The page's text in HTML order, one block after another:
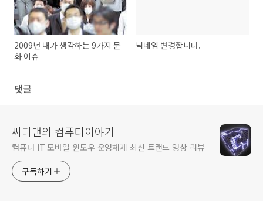
2009년 내가 생각하는 9가지 문
화 이슈
닉네임 변경합니다.
댓글
씨디맨의 컴퓨터이야기
컴퓨터 IT 모바일 윈도우 운영체제 최신 트랜드 영상 리뷰
구독하기